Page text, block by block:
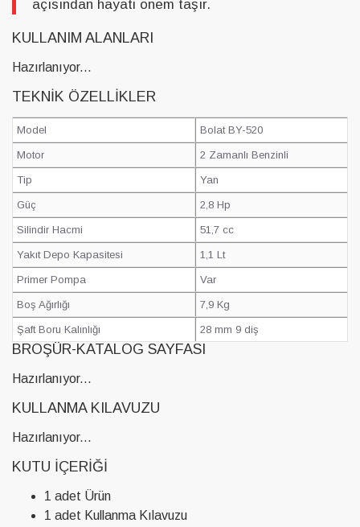
açısından hayati önem taşır.
KULLANIM ALANLARI
Hazırlanıyor...
TEKNIK ÖZELLIKLER
Model Bolat BY-520
Motor 2 Zamanlı Benzinli
Tip Yan
Güç 2,8 Hp
Silindir Hacmi 51,7 cc
Yakıt Depo Kapasitesi 1,1 Lt
Primer Pompa Var
Boş Ağırlığı 7,9 Kg
Şaft Boru Kalınlığı 28 mm 9 diş
BROŞÜR-KATALOG SAYFASI
Hazırlanıyor...
KULLANMA KILAVUZU
Hazırlanıyor...
KUTU İÇERIĞI
1 adet Ürün
1 adet Kullanma Kılavuzu